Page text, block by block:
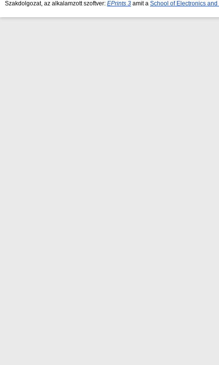
Szakdolgozat, az alkalamzott szoftver: EPrints 3 amit a School of Electronics